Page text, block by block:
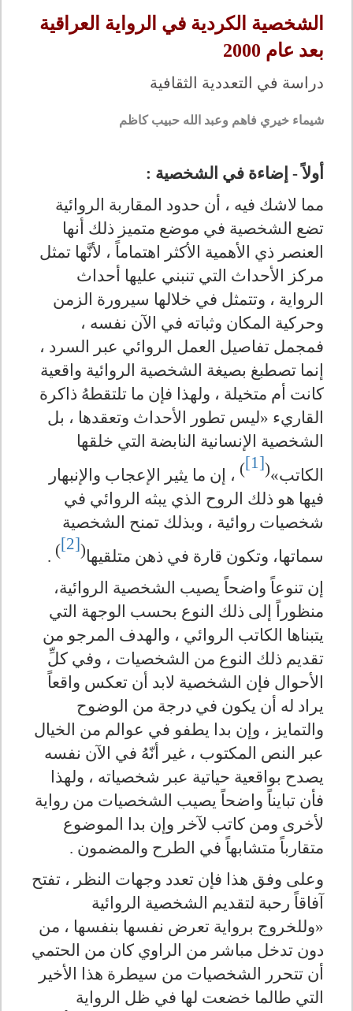
الشخصية الكردية في الرواية العراقية
بعد عام 2000
دراسة في التعددية الثقافية
شيماء خيري فاهم وعبد الله حبيب كاظم
أولاً - إضاءة في الشخصية :
مما لاشك فيه ، أن حدود المقاربة الروائية
تضع الشخصية في موضع متميز ذلك أنها
العنصر ذي الأهمية الأكثر اهتماماً ، لأنَّها تمثل
مركز الأحداث التي تنبني عليها أحداث
الرواية ، وتتمثل في خلالها سيرورة الزمن
وحركية المكان وثباته في الآن نفسه ،
فمجمل تفاصيل العمل الروائي عبر السرد ،
إنما تصطبغ بصيغة الشخصية الروائية واقعية
كانت أم متخيلة ، ولهذا فإن ما تلتقطهُ ذاكرة
القاريء »ليس تطور الأحداث وتعقدها ، بل
الشخصية الإنسانية النابضة التي خلقها
الكاتب»
(
[1]
) ، إن ما يثير الإعجاب والإنبهار
فيها هو ذلك الروح الذي يبثه الروائي في
شخصيات روائية ، وبذلك تمنح الشخصية
سماتها، وتكون قارة في ذهن متلقيها(
[2]
)
.
إن تنوعاً واضحاً يصيب الشخصية الروائية،
منظوراً إلى ذلك النوع بحسب الوجهة التي
يتبناها الكاتب الروائي ، والهدف المرجو من
تقديم ذلك النوع من الشخصيات ، وفي كلِّ
الأحوال فإن الشخصية لابد أن تعكس واقعاً
يراد له أن يكون في درجة من الوضوح
والتمايز ، وإن بدا يطفو في عوالم من الخيال
عبر النص المكتوب ، غير أنّهُ في الآن نفسه
يصدح بواقعية حياتية عبر شخصياته ، ولهذا
فأن تبايناً واضحاً يصيب الشخصيات من رواية
لأخرى ومن كاتب لآخر وإن بدا الموضوع
متقارباً متشابهاً في الطرح والمضمون .
وعلى وفق هذا فإن تعدد وجهات النظر ، تفتح
آفاقاً رحبة لتقديم الشخصية الروائية
«وللخروج برواية تعرض نفسها بنفسها ، من
دون تدخل مباشر من الراوي كان من الحتمي
أن تتحرر الشخصيات من سيطرة هذا الأخير
التي طالما خضعت لها في ظل الرواية